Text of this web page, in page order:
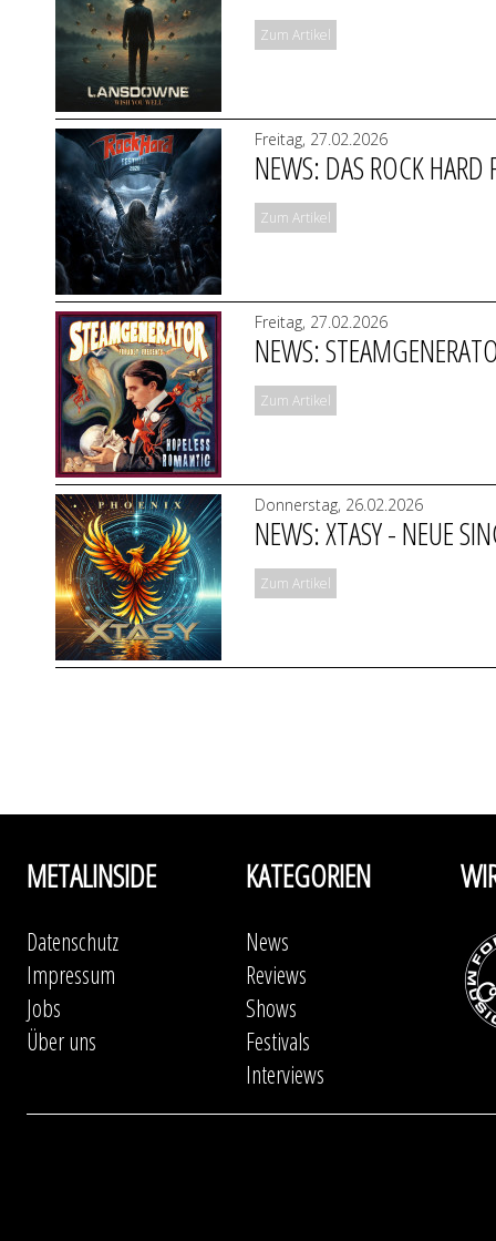
Zum Artikel
Freitag, 27.02.2026
NEWS: DAS ROCK
Zum Artikel
Freitag, 27.02.2026
NEWS:
Zum Artikel
Donnerstag, 26.02.2026
NEWS: XTASY - NEUE
Zum Artikel
METALINSIDE
Datenschutz
Impressum
Jobs
Über uns
KATEGORIEN
News
Reviews
Shows
Festivals
Interviews